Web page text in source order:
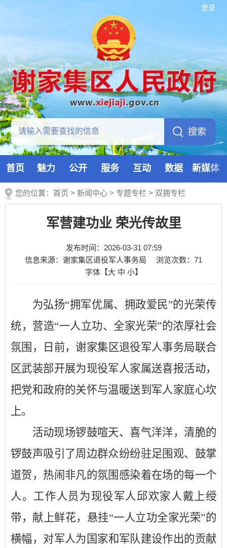
登录
首页 魅力 公开 服务 互动 数据 新媒体
您的位置： 首页 > 新闻中心 > 专题专栏 > 双拥专栏
军营建功业 荣光传故里
发布时间：2026-03-31 07:59
信息来源：谢家集区退役军人事务局
浏览次数： 71
字体【大 中 小】
为弘扬“拥军优属、拥政爱民”的光荣传
统，营造“一人立功、全家光荣”的浓厚社会
氛围，
日前， 谢家集区退役军人事务局联合
区武装部开展为现役军人家属送喜报活动，
把党和政府的关怀与温暖送到军人家庭心坎
上。
活动现场锣鼓喧天、喜气洋洋，清脆的
锣鼓声吸引了周边群众纷纷驻足围观、鼓掌
道贺，热闹非凡的氛围感染着在场的每一个
人。工作人员 为现役军人邱欢家人戴上绶
带，献上鲜花，悬挂“一人立功全家光荣”的
横幅，对军人为国家和军队建设作出的贡献